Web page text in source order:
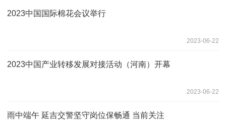
2023中国国际棉花会议举行
2023-06-22
2023中国产业转移发展对接活动（河南）开幕
2023-06-22
雨中端午 延吉交警坚守岗位保畅通 当前关注